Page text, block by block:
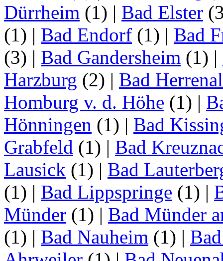
Dürrheim (1) | Bad Elster
(1) | Bad Endorf (1) | Bad
(3) | Bad Gandersheim (1) |
Harzburg (2) | Bad
Homburg v. d. Höhe (1) |
Hönningen (1) | Bad
Grabfeld (1) | Bad
Lausick (1) | Bad
(1) | Bad Lippspringe (1) |
Münder (1) | Bad Münder
(1) | Bad Nauheim (1) |